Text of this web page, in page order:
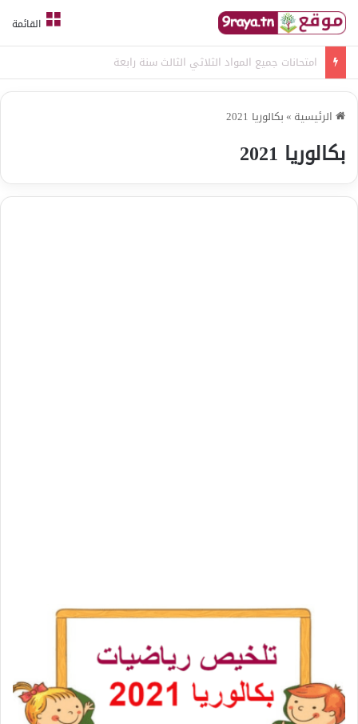
القائمة
امتحانات جميع المواد الثلاثي الثالث سنة رابعة
الرئيسية »بكالوريا 2021
بكالوريا 2021